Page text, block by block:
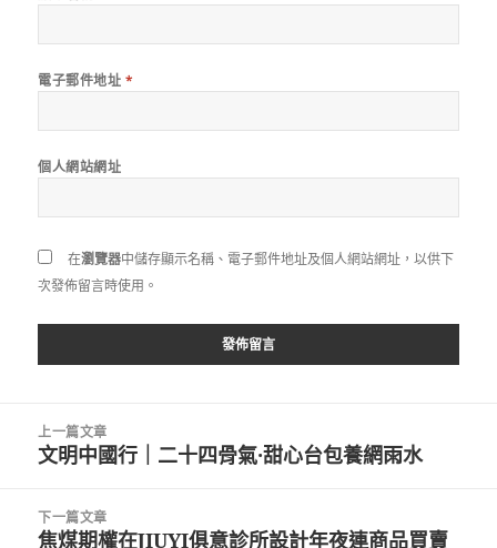
電子郵件地址 *
個人網站網址
在瀏覽器中儲存顯示名稱、電子郵件地址及個人網站網址，以供下
次發佈留言時使用。
上一篇文章
上
篇
文
文明中國行｜二十四骨氣·甜心台包養網雨水
下一篇文章
下
焦煤期權在JIUYI俱意診所設計年夜連商品買賣